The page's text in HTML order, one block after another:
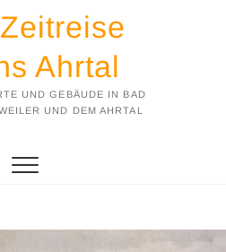
Ahrtal
UND GEBÄUDE IN BAD
UND DEM AHRTAL